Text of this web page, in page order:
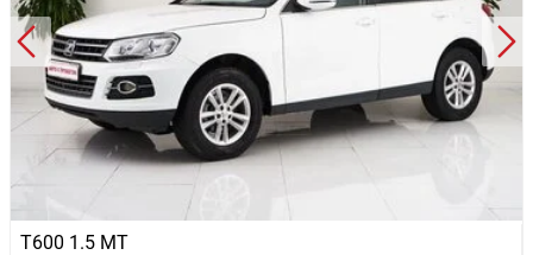
T600 1.5 MT